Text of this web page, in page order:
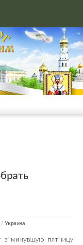
/ Украина
в минувшую пятницу